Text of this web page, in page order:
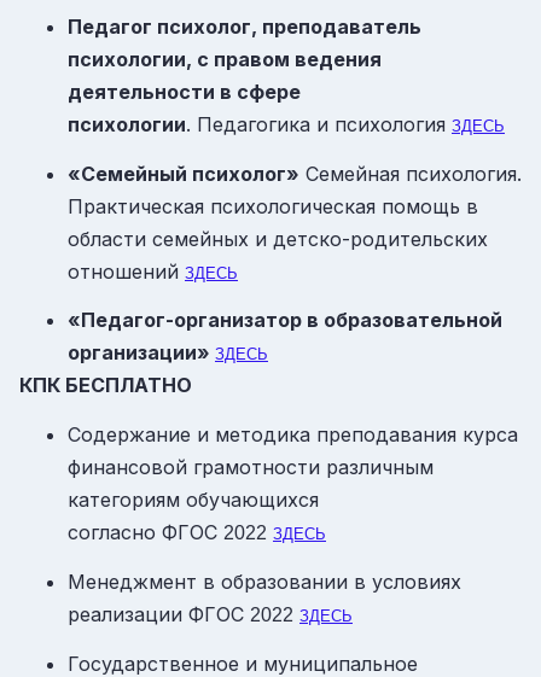
Педагог психолог, преподаватель
психологии, с правом ведения
деятельности в сфере
психологии. Педагогика и психология ЗДЕСЬ
«Семейный психолог» Семейная психология.
Практическая психологическая помощь в
области семейных и детско-родительских
отношений ЗДЕСЬ
«Педагог-организатор в образовательной
организации» ЗДЕСЬ
КПК БЕСПЛАТНО
Содержание и методика преподавания курса
финансовой грамотности различным
категориям обучающихся
согласно ФГОС 2022 ЗДЕСЬ
Менеджмент в образовании в условиях
реализации ФГОС 2022 ЗДЕСЬ
Государственное и муниципальное